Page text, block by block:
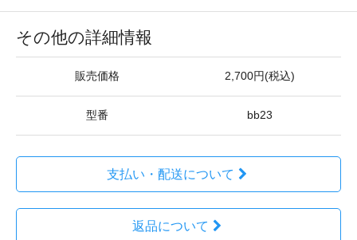
その他の詳細情報
販売価格 2,700円(税込)
型番 bb23
支払い・配送について
返品について